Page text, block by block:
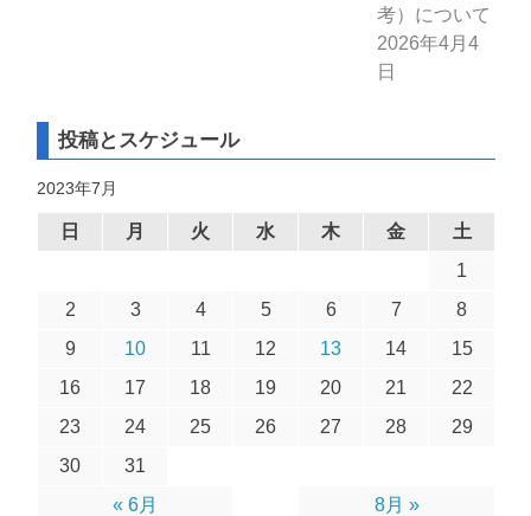
考）について
2026年4月4
日
投稿とスケジュール
2023年7月
日 月 火 水 木 金 土
« 6月 8月 »
1
2
3 4 5 6 7
8
9
10 11 12 13 14
15
16
17 18 19 20 21
22
23
24 25 26 27 28
29
30
31